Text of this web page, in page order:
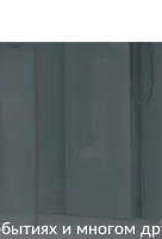
и многом